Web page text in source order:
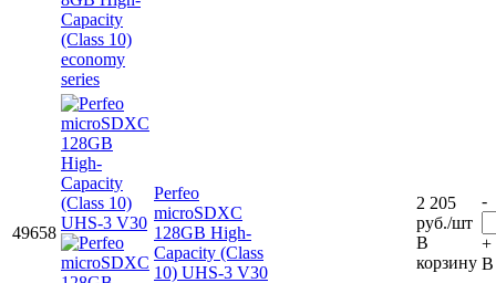
49658
Perfeo
microSDXC
128GB High-
Capacity (Class
10) UHS-3 V30
2 205
руб./шт
В
корзину
-
+
В